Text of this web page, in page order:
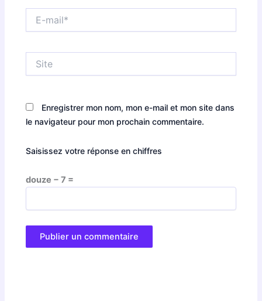
mail*
Enregistrer mon nom, mon e-mail et mon site dans
le navigateur pour mon prochain commentaire.
Saisissez votre réponse en chiffres
douze − 7 =